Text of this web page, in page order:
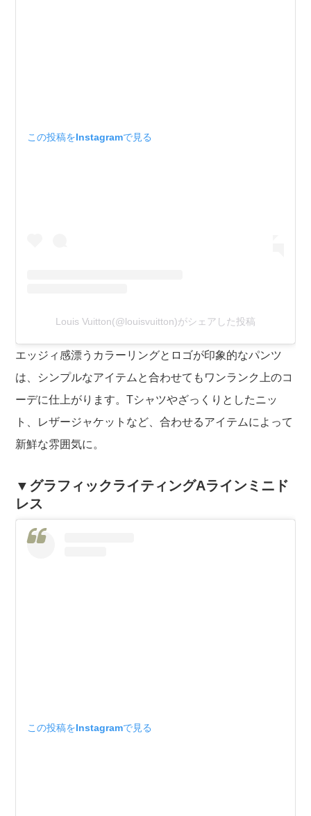
この投稿をInstagramで見る
Louis Vuitton(@louisvuitton)がシェアした投稿
エッジィ感漂うカラーリングとロゴが印象的なパンツ
は、シンプルなアイテムと合わせてもワンランク上のコ
ーデに仕上がります。Tシャツやざっくりとしたニッ
ト、レザージャケットなど、合わせるアイテムによって
新鮮な雰囲気に。
▼グラフィックライティングAラインミニド
レス
この投稿をInstagramで見る